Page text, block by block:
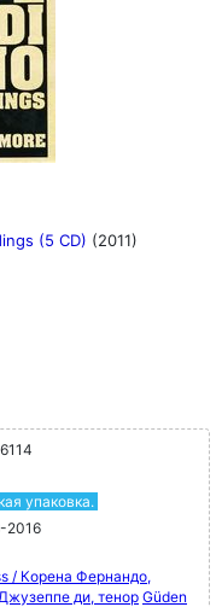
(5 CD) (2011)
упаковка.
2016
/ Корена Фернандо,
ди, тенор Güden